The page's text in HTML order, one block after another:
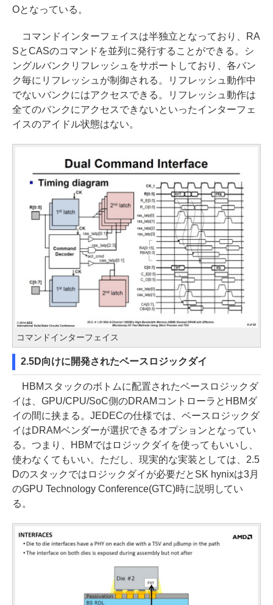
Oとなっている。
コマンドインターフェイスは半独立となっており、RA
SとCASのコマンドを並列に発行することができる。シ
ングルバンクリフレッシュをサポートしており、各バン
ク毎にリフレッシュが制御される。リフレッシュ動作中
でないバンクにはアクセスできる。リフレッシュ動作は
全てのバンクにアクセスできないといったインターフェ
イスのアイドル状態はない。
コマンドインターフェイス
2.5D向けに開発されたベースロジックダイ
HBMスタックのボトムに配置されたベースロジックダ
イは、GPU/CPU/SoC側のDRAMコントローラとHBMダ
イの間に挟まる。JEDECの仕様では、ベースロジックダ
イはDRAMベンダーが選択できるオプションとなってい
る。つまり、HBMではロジックダイを使ってもいいし、
使わなくてもいい。ただし、現実的な実装としては、2.5
Dのスタックではロジックダイが必要だとSK hynixは3月
のGPU Technology Conference(GTC)時に説明してい
る。